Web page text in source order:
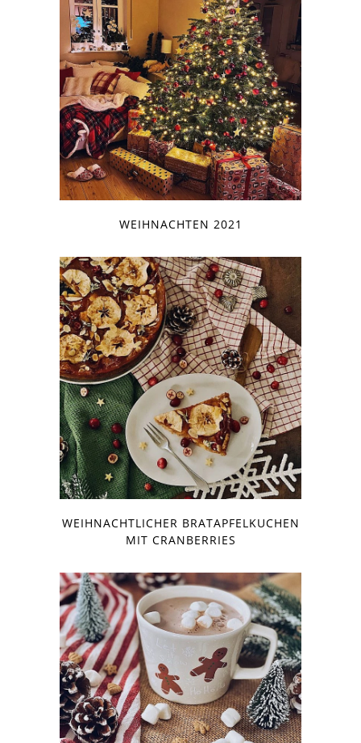
WEIHNACHTEN 2021
WEIHNACHTLICHER BRATAPFELKUCHEN
MIT CRANBERRIES